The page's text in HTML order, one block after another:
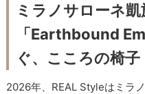
ミラノサローネ凱
「Earthbound
ぐ、こころの椅子
2026年、REAL Styleはミラ